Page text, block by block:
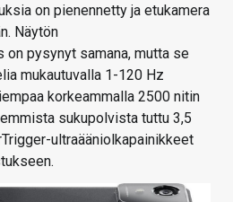
on pienennetty ja etukamera
Näytön
pysynyt samana, mutta se
mukautuvalla 1-120 Hz
korkeammalla 2500 nitin
sukupolvista tuttu 3,5
ultraääniolkapainikkeet